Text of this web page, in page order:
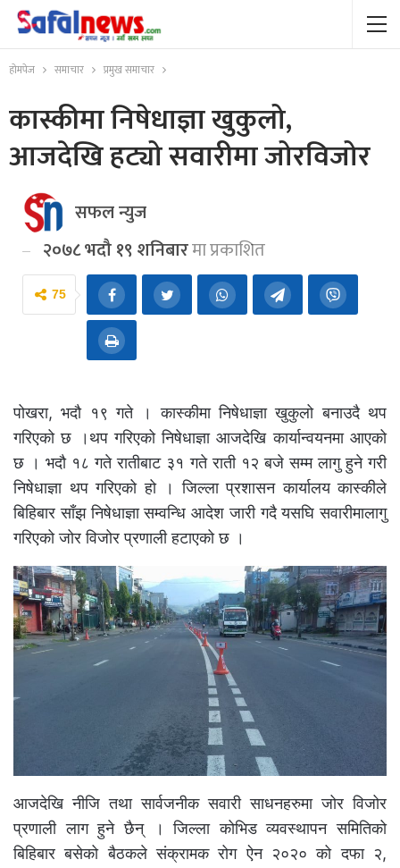
होमपेज समाचार प्रमुख समाचार
कास्कीमा निषेधाज्ञा खुकुलो,
आजदेखि हट्यो सवारीमा जोरविजोर
सफल न्युज
२०७८ भदौ १९ शनिबारमा प्रकाशित
75
पोखरा, भदौ १९ गते । कास्कीमा निषेधाज्ञा खुकुलो बनाउदै थप
गरिएको छ ।थप गरिएको निषेधाज्ञा आजदेखि कार्यान्वयनमा आएको
छ । भदौ १८ गते रातीबाट ३१ गते राती १२ बजे सम्म लागु हुने गरी
निषेधाज्ञा थप गरिएको हो । जिल्ला प्रशासन कार्यालय कास्कीले
बिहिबार साँझ निषेधाज्ञा सम्वन्धि आदेश जारी गदै यसघि सवारीमालागु
गरिएको जोर विजोर प्रणाली हटाएको छ ।
आजदेखि नीजि तथा सार्वजनीक सवारी साधनहरुमा जोर विजोर
प्रणाली लाग हुने छैन् । जिल्ला कोभिड व्यवस्थापन समितिको
बिहिबार बसेको बैठकले संक्रामक रोग ऐन २०२० को दफा २,